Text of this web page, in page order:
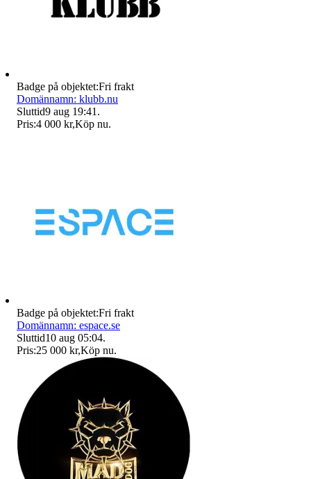
Badge på objektet:Fri frakt
Domännamn: klubb.nu
Sluttid9 aug 19:41 .
Pris:4 000 kr,Köp nu.
Badge på objektet:Fri frakt
Domännamn: espace.se
Sluttid10 aug 05:04.
Pris:25 000 kr,Köp nu.